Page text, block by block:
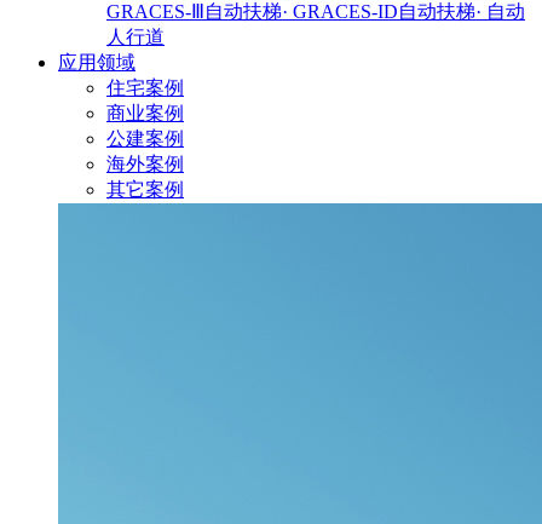
GRACES-Ⅲ自动扶梯· GRACES-ID自动扶梯· 自动
人行道
应用领域
住宅案例
商业案例
公建案例
海外案例
其它案例